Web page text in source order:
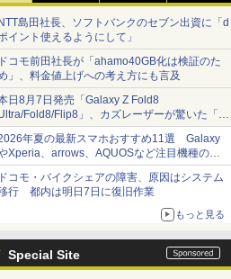
島田社長、ソフトバンクのセブン出資に「d
イント使えるようにして」
コモ前田社長が「ahamo40GB化は検証のた
」、料金値上げへの考え方にも言及
日8月7日発売「Galaxy Z Fold8
Fold8/Flip8」、カズレーザーが驚いた「そ
屋のメニュー並みの薄さ」
年夏の最新スマホおすすめ11選 Galaxy
Xperia、arrows、AQUOSなど注目機種の特
は
コモ・バイクシェアの障害、原因はシステム
行 都内は明日7日に復旧作業
もっと見る
Special Site